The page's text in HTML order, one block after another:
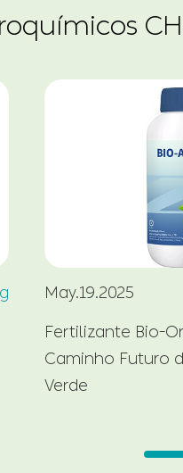
May.19.2025
Fertilizante Bio-
Caminho Futuro
Verde